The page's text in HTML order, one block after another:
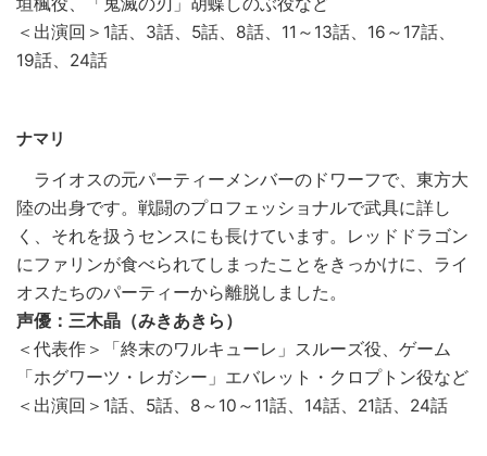
＜出演回＞1話、3話、5話、8話、11～13話、16～17話、
19話、24話
ナマリ
ライオスの元パーティーメンバーのドワーフで、東方大
陸の出身です。戦闘のプロフェッショナルで武具に詳し
く、それを扱うセンスにも長けています。レッドドラゴン
にファリンが食べられてしまったことをきっかけに、ライ
オスたちのパーティーから離脱しました。
声優：三木晶（みきあきら）
＜代表作＞「終末のワルキューレ」スルーズ役、ゲーム
「ホグワーツ・レガシー」エバレット・クロプトン役など
＜出演回＞1話、5話、8～10～11話、14話、21話、24話